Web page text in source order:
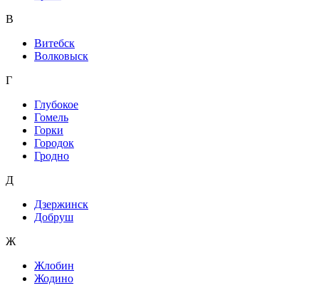
В
Витебск
Волковыск
Г
Глубокое
Гомель
Горки
Городок
Гродно
Д
Дзержинск
Добруш
Ж
Жлобин
Жодино